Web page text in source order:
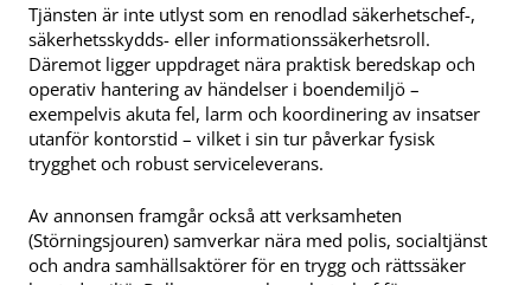
Tjänsten är inte utlyst som en renodlad säkerhetschef-,
säkerhetsskydds- eller informationssäkerhetsroll.
Däremot ligger uppdraget nära praktisk beredskap och
operativ hantering av händelser i boendemiljö –
exempelvis akuta fel, larm och koordinering av insatser
utanför kontorstid – vilket i sin tur påverkar fysisk
trygghet och robust serviceleverans.
Av annonsen framgår också att verksamheten
(Störningsjouren) samverkar nära med polis, socialtjänst
och andra samhällsaktörer för en trygg och rättssäker